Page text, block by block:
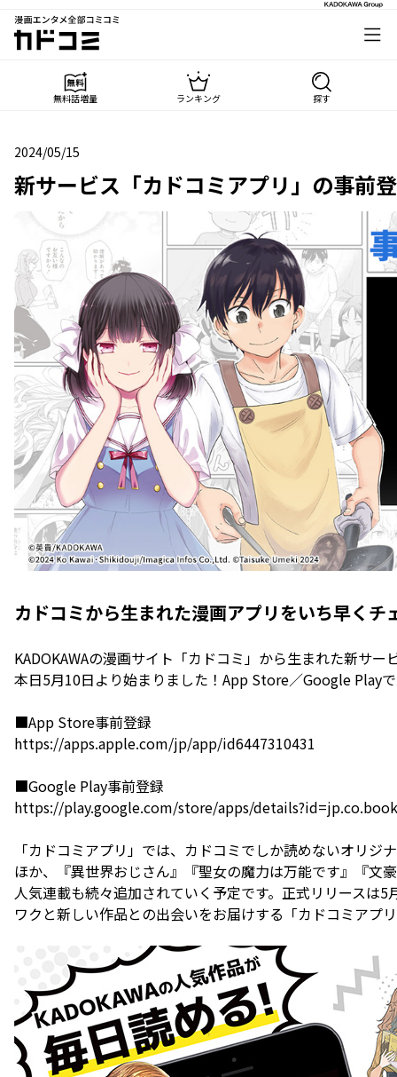
漫画エンタメ全部コミコミ
カドコミ
無料話増量 ランキング 探す
2024/05/15
2024年05月15日
新サービス「カドコミアプリ」の事前
カドコミから生まれた漫画アプリをいち早くチ
KADOKAWAの漫画サイト「カドコミ」から生まれた新サ
本日5月10日より始まりました！App Store／Google Play
■App Store事前登録
https://apps.apple.com/jp/app/id6447310431
■Google Play事前登録
https://play.google.com/store/apps/
「カドコミアプリ」では、カドコミでしか読めないオリジ
ほか、『異世界おじさん』『聖女の魔力は万能です』『文
人気連載も続々追加されていく予定です。正式リリースは
ワクと新しい作品との出会いをお届けする「カドコミアプ